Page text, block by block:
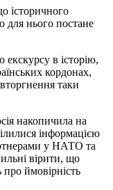
історичного
для нього постане
екскурсу в історію,
кордонах,
таки
накопичила на
інформацією
у НАТО та
вірити, що
про ймовірність